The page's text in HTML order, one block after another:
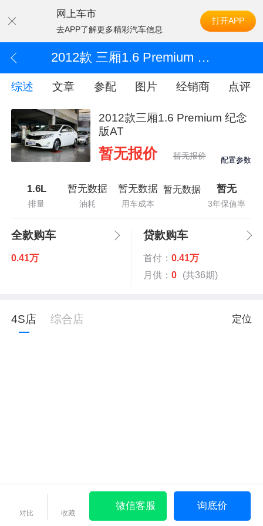
网上车市
去APP了解更多精彩汽车信息
打开APP
2012款 三厢1.6 Premium 纪念版AT
综述 文章 参配 图片 经销商 点评
2012款三厢1.6 Premium 纪念
版AT
暂无报价 暂无报价 配置参数
1.6L
排量
暂无数据
油耗
暂无数据
用车成本
暂无数据 暂无
3年保值率
全款购车
0.41万
贷款购车
首付： 0.41万
月供： 0 (共36期)
4S店 综合店 定位
对比 收藏
微信客服 询底价